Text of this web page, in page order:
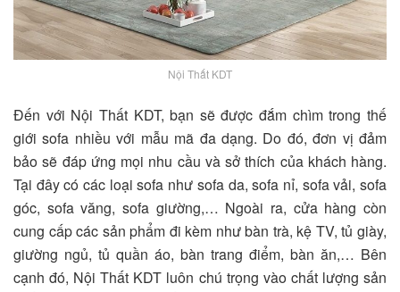
Nội Thất KDT
Đến với Nội Thất KDT, bạn sẽ được đắm chìm trong thế
giới sofa nhiều với mẫu mã đa dạng. Do đó, đơn vị đảm
bảo sẽ đáp ứng mọi nhu cầu và sở thích của khách hàng.
Tại đây có các loại sofa như sofa da, sofa nỉ, sofa vải, sofa
góc, sofa văng, sofa giường,… Ngoài ra, cửa hàng còn
cung cấp các sản phẩm đi kèm như bàn trà, kệ TV, tủ giày,
giường ngủ, tủ quần áo, bàn trang điểm, bàn ăn,… Bên
cạnh đó, Nội Thất KDT luôn chú trọng vào chất lượng sản